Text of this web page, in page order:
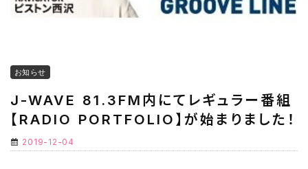
お知らせ
J-WAVE 81.3FM内にてレギュラー番組
【RADIO PORTFOLIO】が始まりました！
2019-12-04